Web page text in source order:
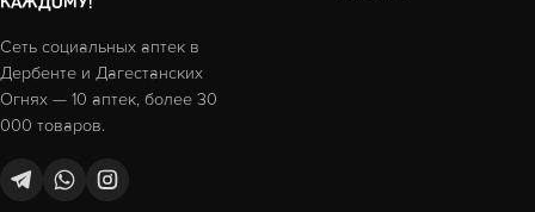
Сеть социальных аптек в
Дербенте и Дагестанских
Огнях — 10 аптек, более 30
000 товаров.